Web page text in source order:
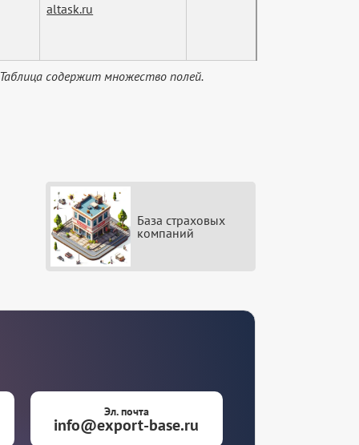
altask.ru
содержит множество полей.
База страховых
компаний
Эл. почта
info@export-base.ru